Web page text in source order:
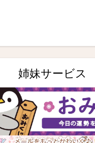
姉妹サービス